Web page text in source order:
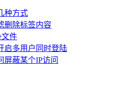
种方式
删除标签内容
文件
启多用户同时登陆
屏蔽某个IP访问